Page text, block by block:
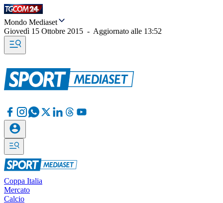
Mondo Mediaset
Giovedì 15 Ottobre 2015 - Aggiornato alle 13:52
Coppa Italia
Mercato
Calcio